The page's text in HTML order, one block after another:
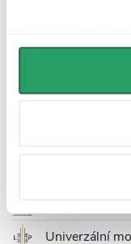
můžeme používat
personalizovanou
osobní údaje
Univerzální